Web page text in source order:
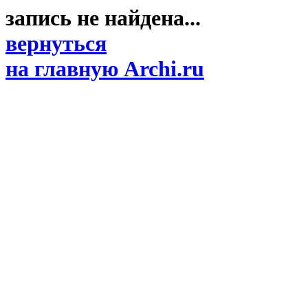
запись не найдена...
вернуться
на главную Archi.ru